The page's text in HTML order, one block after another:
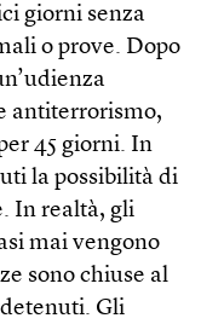
giorni senza
o prove. Dopo
antiterrorismo,
45 giorni. In
la possibilità di
In realtà, gli
mai vengono
sono chiuse al
Gli